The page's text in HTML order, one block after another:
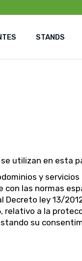
STANDS
utilizan en esta
y servicios
las normas
ley 13/
relativo a la
su